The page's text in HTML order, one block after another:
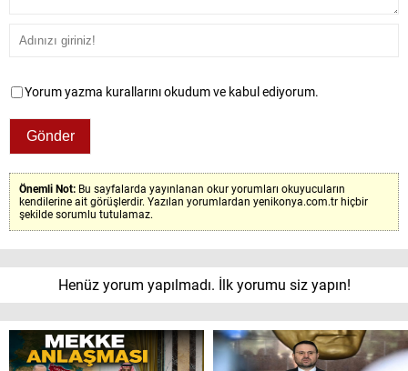
Yorum yazma kurallarını okudum ve kabul ediyorum.
Önemli Not: Bu sayfalarda yayınlanan okur yorumları okuyucuların
kendilerine ait görüşlerdir. Yazılan yorumlardan yenikonya.com.tr hiçbir
şekilde sorumlu tutulamaz.
Henüz yorum yapılmadı. İlk yorumu siz yapın!